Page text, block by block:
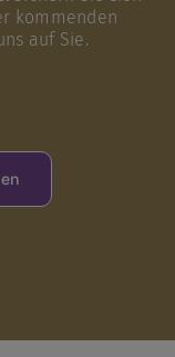
kommenden
auf Sie.